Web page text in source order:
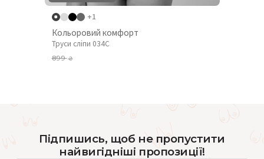
+1
Кольоровий комфорт
Труси сліпи 034C
899₴
Підпишись, щоб не пропустити
найвигідніші пропозиції!